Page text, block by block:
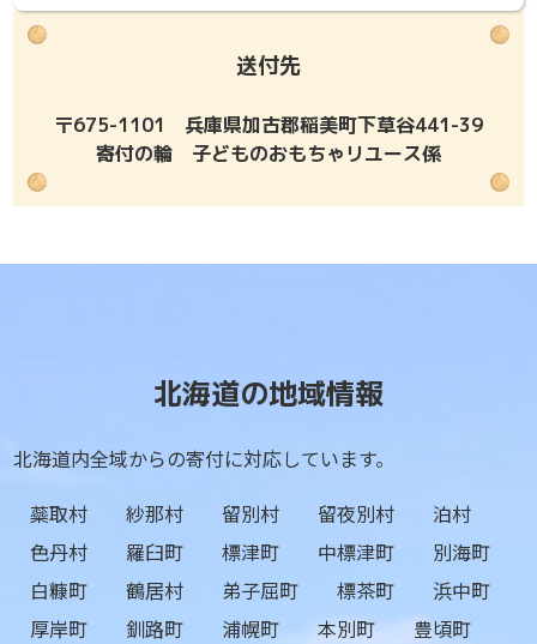
送付先
〒675-1101 兵庫県加古郡稲美町下草谷441-39
寄付の輪 子どものおもちゃリユース係
北海道の地域情報
北海道内全域からの寄付に対応しています。
蘂取村
紗那村 留別村 留夜別村
泊村
色丹村
羅臼町 標津町 中標津町
別海町
白糠町
鶴居村 弟子屈町 標茶町
浜中町
厚岸町
釧路町 浦幌町 本別町
豊頃町